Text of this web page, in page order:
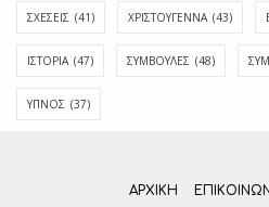
ΣΧΕΣΕΙΣ (41) ΧΡΙΣΤΟΥΓΕΝΝΑ (43)
ΙΣΤΟΡΊΑ (47) ΣΥΜΒΟΥΛΈΣ (48)
ΎΠΝΟΣ (37)
ΑΡΧΙΚΗ